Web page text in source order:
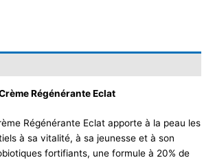
Régénérante Eclat
Régénérante Eclat apporte à la peau les
à sa vitalité, à sa jeunesse et à son
fortifiants, une formule à 20% de